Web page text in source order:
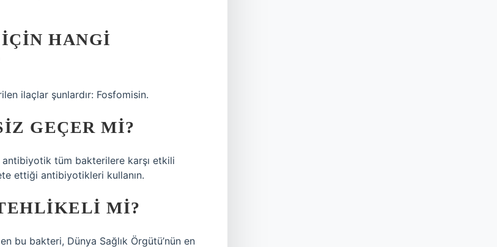
HANGI
ilaçlar şunlardır: Fosfomisin.
GEÇER MI?
tüm bakterilere karşı etkili
ettiği antibiyotikleri kullanın.
MI?
bu bakteri, Dünya Sağlık Örgütü’nün en